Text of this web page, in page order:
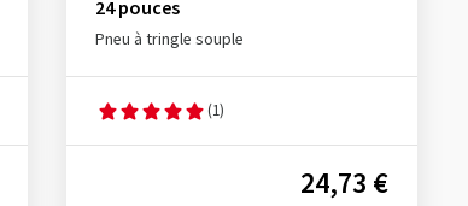
24 pouces
Pneu à tringle souple
(1)
24,73 €